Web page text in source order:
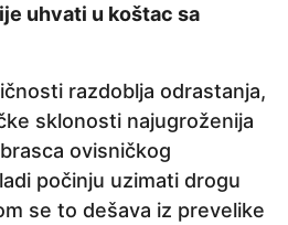
uhvati u koštac sa
razdoblja odrastanja,
sklonosti najugroženija
ovisničkog
počinju uzimati drogu
se to dešava iz prevelike